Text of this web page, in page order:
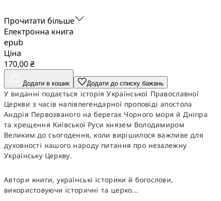
Прочитати більше
Електронна книга
epub
Ціна
170,00 ₴
Додати в кошик Додати до списку бажань
У виданні подається історія Української Православної
Церкви з часів напівлегендарної проповіді апостола
Андрія Первозваного на берегах Чорного моря й Дніпра
та хрещення Київської Руси князем Володимиром
Великим до сьогодення, коли вирішилося важливе для
духовності нашого народу питання про незалежну
Українську Церкву.
Автори книги, українські історики й богослови,
використовуючи історичні та церко...